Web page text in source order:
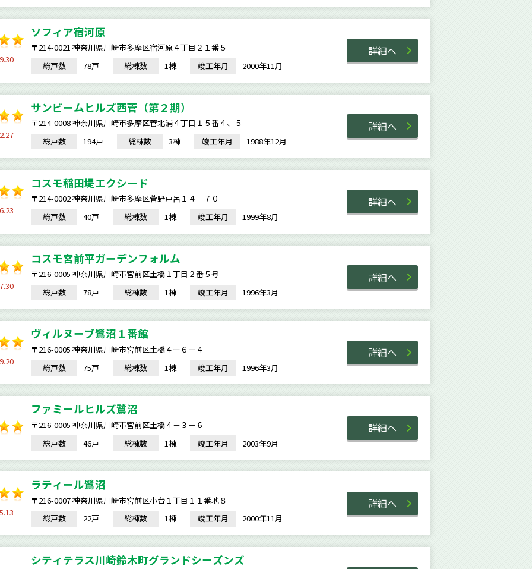
ソフィア宿河原
〒214-0021 神奈川県川崎市多摩区宿河原４丁目２１番５
総戸数
78戸 総棟数 1棟 竣工年月 2000年11月
詳細へ
サンビームヒルズ西菅（第２期）
〒214-0008 神奈川県川崎市多摩区菅北浦４丁目１５番４、５
総戸数
194戸 総棟数 3棟 竣工年月 1988年12月
詳細へ
コスモ稲田堤エクシード
〒214-0002 神奈川県川崎市多摩区菅野戸呂１４－７０
総戸数
40戸 総棟数 1棟 竣工年月 1999年8月
詳細へ
コスモ宮前平ガーデンフォルム
〒216-0005 神奈川県川崎市宮前区土橋１丁目２番５号
総戸数
78戸 総棟数 1棟 竣工年月 1996年3月
詳細へ
ヴィルヌーブ鷺沼１番館
〒216-0005 神奈川県川崎市宮前区土橋４ー６ー４
総戸数
75戸 総棟数 1棟 竣工年月 1996年3月
詳細へ
ファミールヒルズ鷺沼
〒216-0005 神奈川県川崎市宮前区土橋４－３－６
総戸数
46戸 総棟数 1棟 竣工年月 2003年9月
詳細へ
ラティール鷺沼
〒216-0007 神奈川県川崎市宮前区小台１丁目１１番地８
総戸数
22戸 総棟数 1棟 竣工年月 2000年11月
詳細へ
シティテラス川崎鈴木町グランドシーズンズ